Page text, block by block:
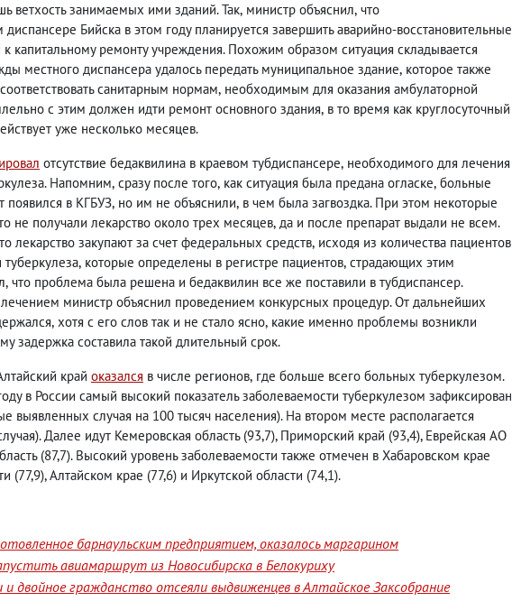
ветхость занимаемых ими зданий. Так, министр объяснил, что
диспансере Бийска в этом году планируется завершить аварийно-восстановительные
к капитальному ремонту учреждения. Похожим образом ситуация складывается
местного диспансера удалось передать муниципальное здание, которое также
санитарным нормам, необходимым для оказания амбулаторной
с этим должен идти ремонт основного здания, в то время как круглосуточный
уже несколько месяцев.
отсутствие бедаквилина в краевом тубдиспансере, необходимого для лечения
Напомним, сразу после того, как ситуация была предана огласке, больные
появился в КГБУЗ, но им не объяснили, в чем была загвоздка. При этом некоторые
не получали лекарство около трех месяцев, да и после препарат выдали не всем.
лекарство закупают за счет федеральных средств, исходя из количества пациентов
, которые определены в регистре пациентов, страдающих этим
, что проблема была решена и бедаквилин все же поставили в тубдиспансер.
министр объяснил проведением конкурсных процедур. От дальнейших
, хотя с его слов так и не стало ясно, какие именно проблемы возникли
задержка составила такой длительный срок.
край оказался в числе регионов, где больше всего больных туберкулезом.
в России самый высокий показатель заболеваемости туберкулезом зафиксирован
выявленных случая на 100 тысяч населения). На втором месте располагается
Далее идут Кемеровская область (93,7), Приморский край (93,4), Еврейская АО
(87,7). Высокий уровень заболеваемости также отмечен в Хабаровском крае
(77,9), Алтайском крае (77,6) и Иркутской области (74,1).
барнаульским предприятием, оказалось маргарином
авиамаршрут из Новосибирска в Белокуриху
двойное гражданство отсеяли выдвиженцев в Алтайское Заксобрание